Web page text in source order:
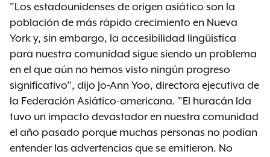
"Los estadounidenses de origen asiático son la
población de más rápido crecimiento en Nueva
York y, sin embargo, la accesibilidad lingüística
para nuestra comunidad sigue siendo un problema
en el que aún no hemos visto ningún progreso
significativo", dijo Jo-Ann Yoo, directora ejecutiva de
la Federación Asiático-americana. "El huracán Ida
tuvo un impacto devastador en nuestra comunidad
el año pasado porque muchas personas no podían
entender las advertencias que se emitieron. No